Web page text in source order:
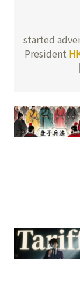
started
President